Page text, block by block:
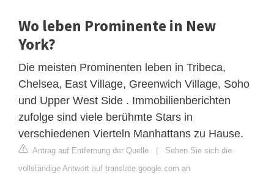
Wo leben Prominente in New
York?
Die meisten Prominenten leben in Tribeca,
Chelsea, East Village, Greenwich Village, Soho
und Upper West Side . Immobilienberichten
zufolge sind viele berühmte Stars in
verschiedenen Vierteln Manhattans zu Hause.
Antrag auf Entfernung der Quelle | Sehen Sie sich die
vollständige Antwort auf translate.google.com an